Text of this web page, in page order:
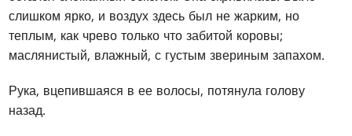
слишком ярко, и воздух здесь был не жарким, но
теплым, как чрево только что забитой коровы;
маслянистый, влажный, с густым звериным запахом.
Рука, вцепившаяся в ее волосы, потянула голову
назад.